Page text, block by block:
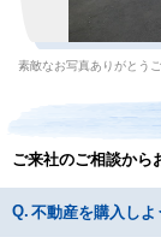
素敵なお写真ありがとう
ご来社のご相談から
不動産を購入しよ